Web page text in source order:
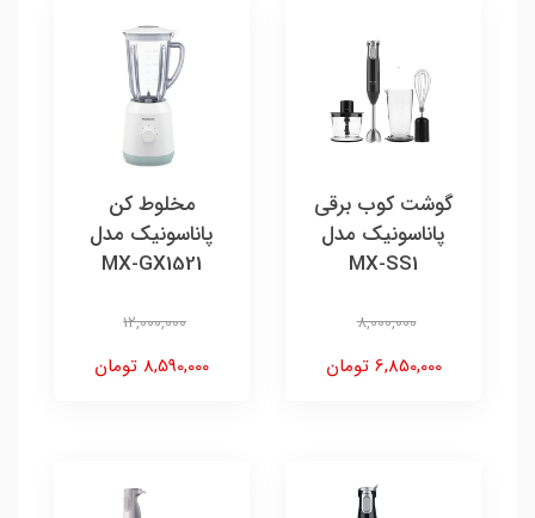
گوشت کوب برقی
پاناسونیک مدل
MX-SS1
8,000,000
6,850,000 تومان
مخلوط کن
پاناسونیک مدل
MX-GX1521
12,000,000
8,590,000 تومان